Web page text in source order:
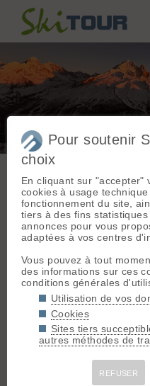
Sortie dumardi 28
2025
Popol74
Conditions
accès & météo
Météo/températures :
ensoleillée, grand
entièrement dégagé, pas un
Température en journée plus
Pour soutenir
choix
En cliquant sur "accepter"
cookies à usage
fonctionnement du site,
tiers à des fins
annonces pour vous
adaptées à vos centres
Vous pouvez à tout
des informations sur ces
conditions générales
Utilisation de vos
Cookies
Sites tiers
autres méthodes de
REFUSER